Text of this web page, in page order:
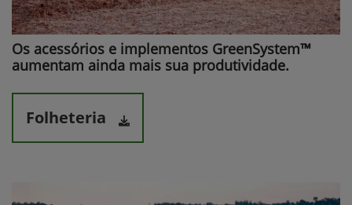
Os acessórios e implementos GreenSystem™
aumentam ainda mais sua produtividade.​
Folheteria